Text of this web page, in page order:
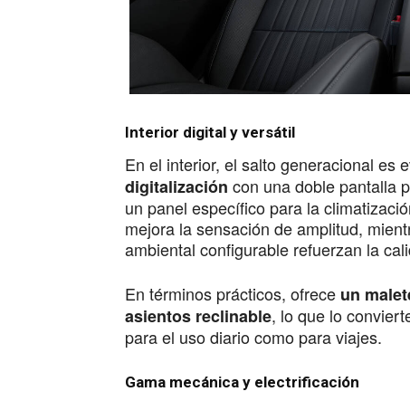
Interior digital y versátil
En el interior, el salto generacional es
digitalización con una doble pantalla
un panel específico para la
mejora la sensación de amplitud,
ambiental configurable refuerzan la
En términos prácticos, ofrece un
asientos reclinable, lo que lo
para el uso diario como para viajes.
Gama mecánica y electrificación